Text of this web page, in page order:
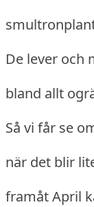
De lever och
bland allt
Så vi får se
när det blir
framåt April